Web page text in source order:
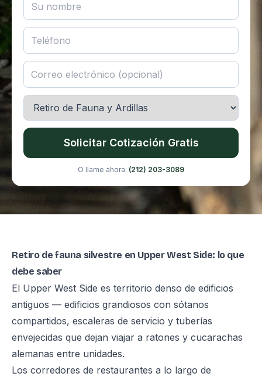
Solicitar Cotización Gratis
O llame ahora: (212) 203-3089
Retiro de fauna silvestre en Upper West Side: lo que
debe saber
El Upper West Side es territorio denso de edificios
antiguos — edificios grandiosos con sótanos
compartidos, escaleras de servicio y tuberías
envejecidas que dejan viajar a ratones y cucarachas
alemanas entre unidades.
Los corredores de restaurantes a lo largo de